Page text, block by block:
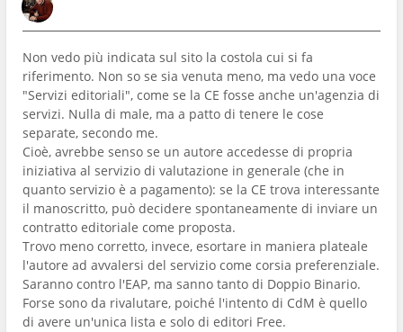
Non vedo più indicata sul sito la costola cui si fa
riferimento. Non so se sia venuta meno, ma vedo una voce
"Servizi editoriali", come se la CE fosse anche un'agenzia di
servizi. Nulla di male, ma a patto di tenere le cose
separate, secondo me.
Cioè, avrebbe senso se un autore accedesse di propria
iniziativa al servizio di valutazione in generale (che in
quanto servizio è a pagamento): se la CE trova interessante
il manoscritto, può decidere spontaneamente di inviare un
contratto editoriale come proposta.
Trovo meno corretto, invece, esortare in maniera plateale
l'autore ad avvalersi del servizio come corsia preferenziale.
Saranno contro l'EAP, ma sanno tanto di Doppio Binario.
Forse sono da rivalutare, poiché l'intento di CdM è quello
di avere un'unica lista e solo di editori Free.